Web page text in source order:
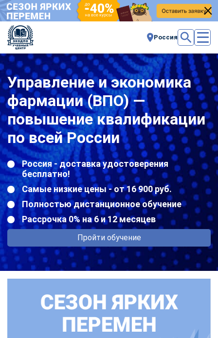
Россия
Управление и экономика
фармации (ВПО) —
повышение квалификации
по всей России
Россия - доставка удостоверения
бесплатно!
Самые низкие цены - от 16 900 руб.
Полностью дистанционное обучение
Рассрочка 0% на 6 и 12 месяцев
Пройти обучение